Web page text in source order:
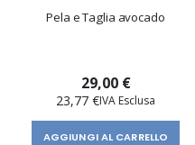
Pela e Taglia avocado
29,00 €
23,77 €
AGGIUNGI AL CARRELLO